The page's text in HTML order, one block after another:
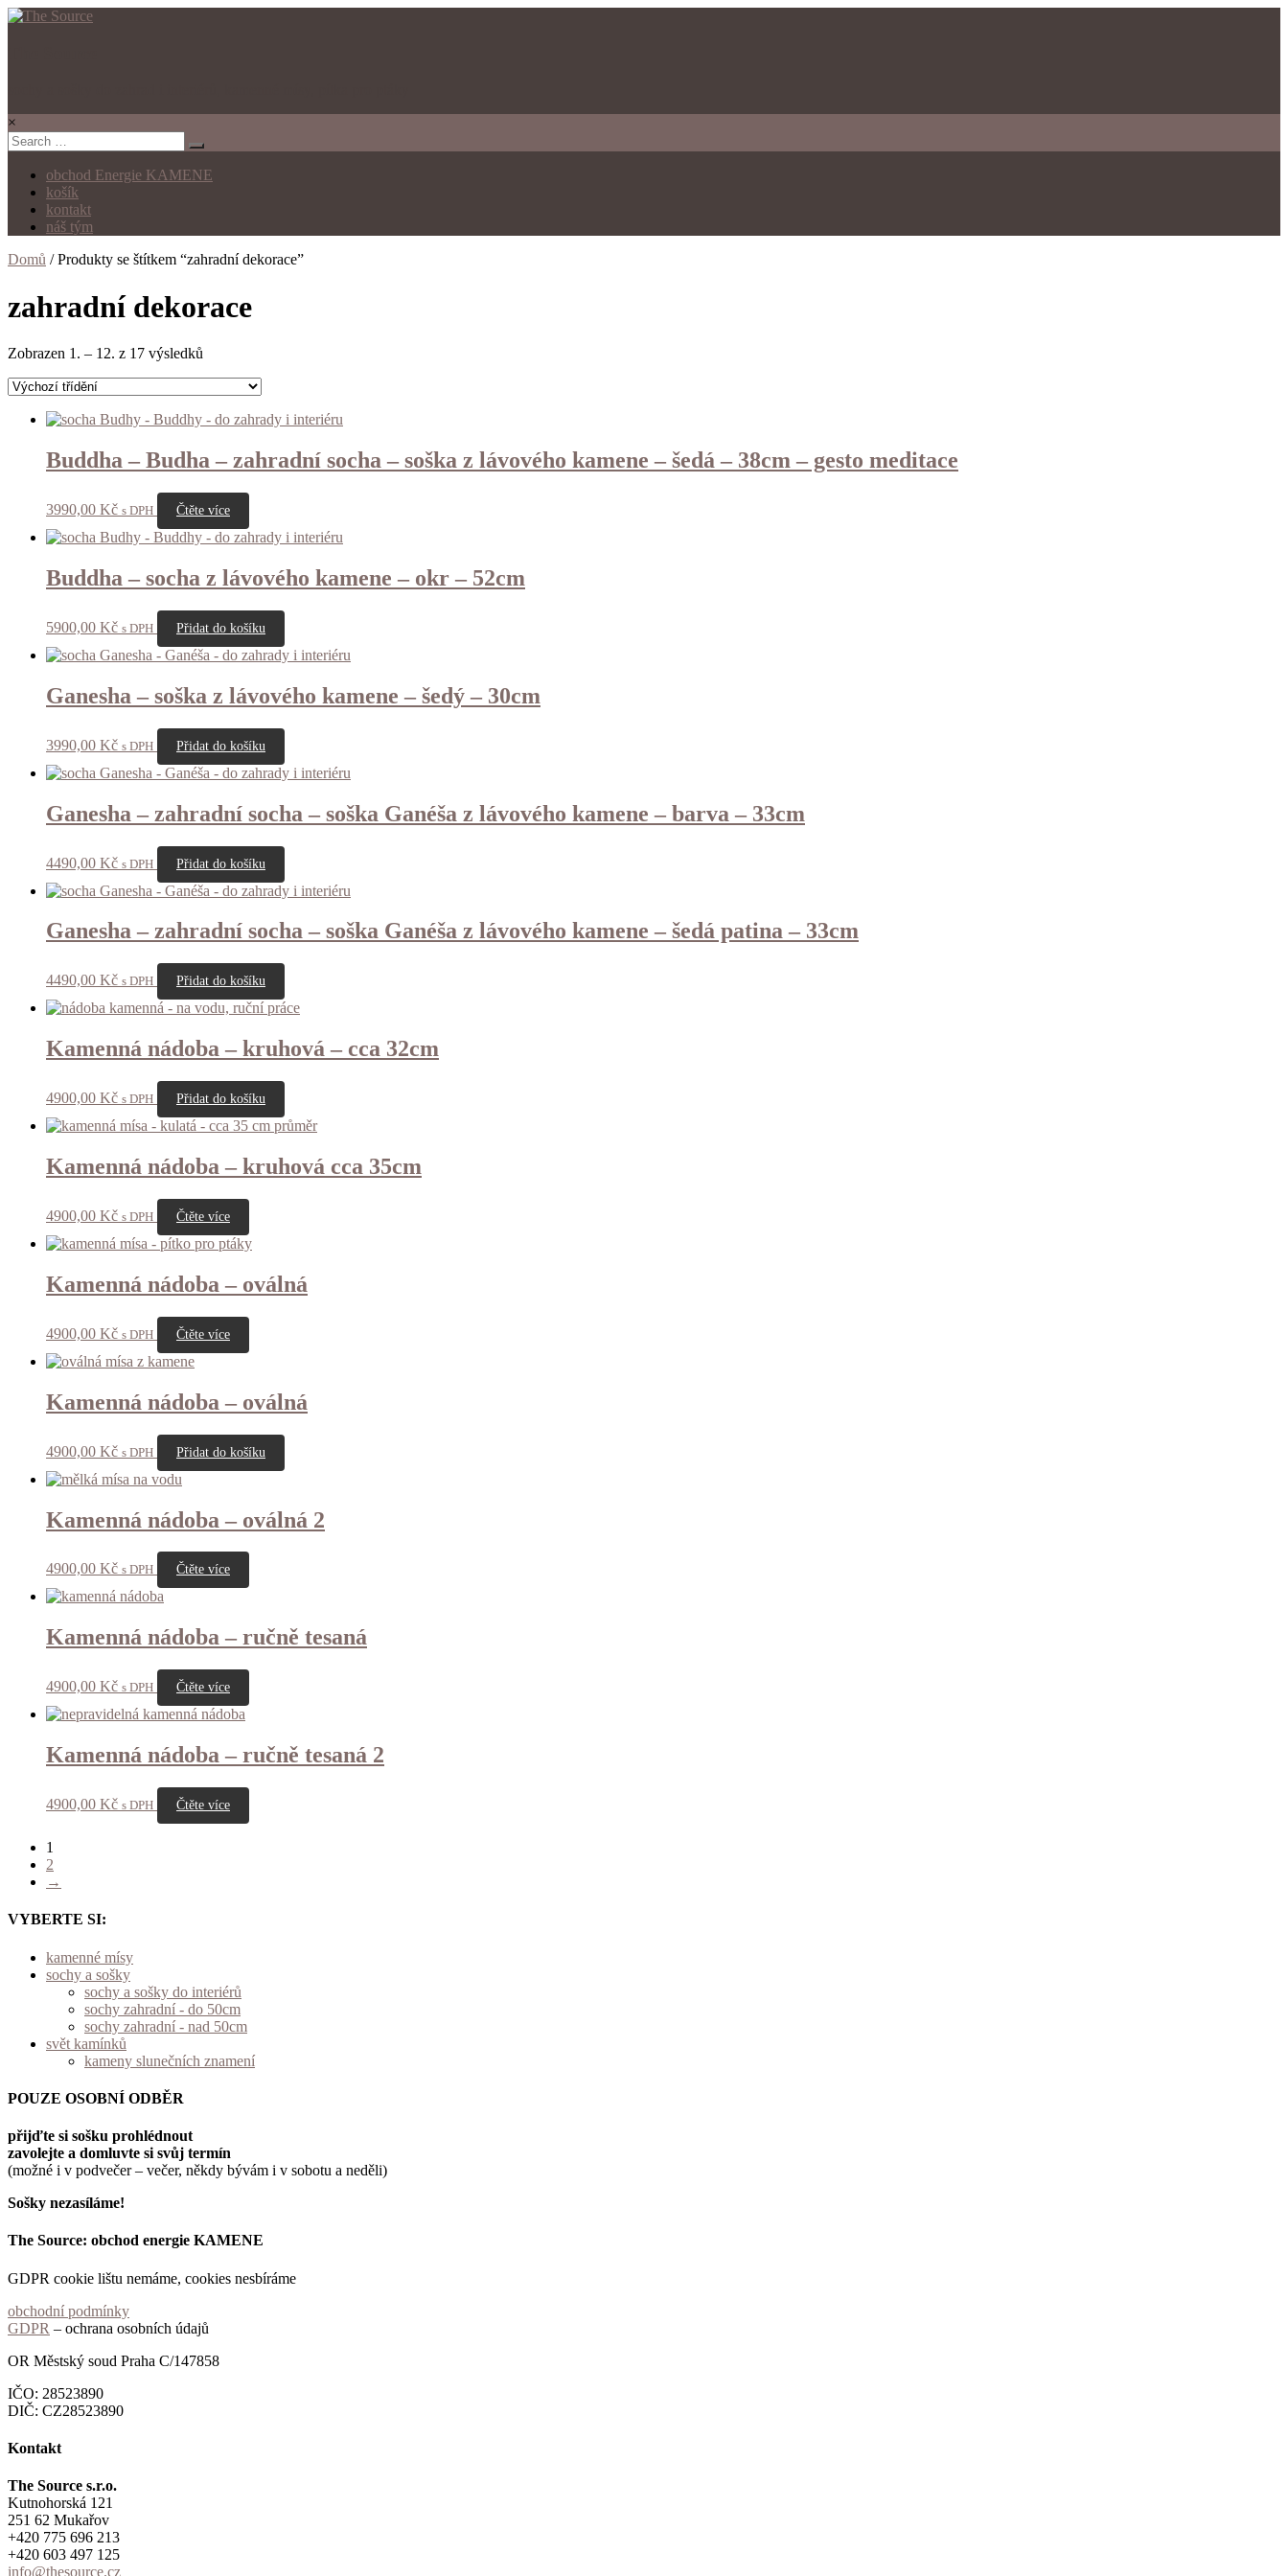
×
obchod Energie KAMENE
košík
kontakt
náš tým
Domů / Produkty se štítkem “zahradní dekorace”
zahradní dekorace
Zobrazen 1. – 12. z 17 výsledků
Buddha – Budha – zahradní socha – soška z lávového kamene – šedá – 38cm – gesto meditace
3990,00 Kč s DPH Čtěte více
Buddha – socha z lávového kamene – okr – 52cm
5900,00 Kč s DPH Přidat do košíku
Ganesha – soška z lávového kamene – šedý – 30cm
3990,00 Kč s DPH Přidat do košíku
Ganesha – zahradní socha – soška Ganéša z lávového kamene – barva – 33cm
4490,00 Kč s DPH Přidat do košíku
Ganesha – zahradní socha – soška Ganéša z lávového kamene – šedá patina – 33cm
4490,00 Kč s DPH Přidat do košíku
Kamenná nádoba – kruhová – cca 32cm
4900,00 Kč s DPH Přidat do košíku
Kamenná nádoba – kruhová cca 35cm
4900,00 Kč s DPH Čtěte více
Kamenná nádoba – oválná
4900,00 Kč s DPH Čtěte více
Kamenná nádoba – oválná
4900,00 Kč s DPH Přidat do košíku
Kamenná nádoba – oválná 2
4900,00 Kč s DPH Čtěte více
Kamenná nádoba – ručně tesaná
4900,00 Kč s DPH Čtěte více
Kamenná nádoba – ručně tesaná 2
4900,00 Kč s DPH Čtěte více
1
2
→
VYBERTE SI:
kamenné mísy
sochy a sošky
sochy a sošky do interiérů
sochy zahradní - do 50cm
sochy zahradní - nad 50cm
svět kamínků
kameny slunečních znamení
POUZE OSOBNÍ ODBĚR
přijďte si sošku prohlédnout
zavolejte a domluvte si svůj termín
(možné i v podvečer – večer, někdy bývám i v sobotu a neděli)
Sošky nezasíláme!
The Source: obchod energie KAMENE
GDPR cookie lištu nemáme, cookies nesbíráme
obchodní podmínky
GDPR – ochrana osobních údajů
OR Městský soud Praha C/147858
IČO: 28523890
DIČ: CZ28523890
Kontakt
The Source s.r.o.
Kutnohorská 121
251 62 Mukařov
+420 775 696 213
+420 603 497 125
info@thesource.cz